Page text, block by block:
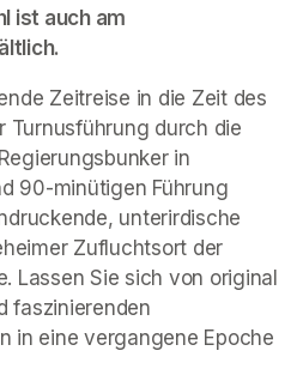
ist auch am
Zeitreise in die Zeit des
Turnusführung durch die
in
90-minütigen Führung
unterirdische
Zufluchtsort der
Lassen Sie sich von original
faszinierenden
in eine vergangene Epoche